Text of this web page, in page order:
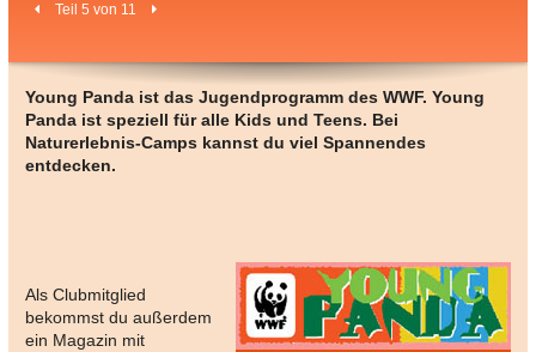
Teil 5 von 11
Young Panda ist das Jugendprogramm des WWF. Young
Panda ist speziell für alle Kids und Teens. Bei
Naturerlebnis-Camps kannst du viel Spannendes
entdecken.
Als Clubmitglied
bekommst du außerdem
ein Magazin mit